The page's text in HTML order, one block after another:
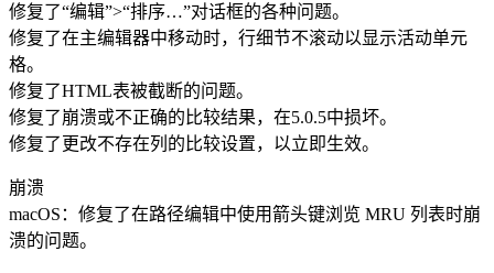
修复了“编辑”>“排序…”对话框的各种问题。
修复了在主编辑器中移动时，行细节不滚动以显示活动单元
格。
修复了HTML表被截断的问题。
修复了崩溃或不正确的比较结果，在5.0.5中损坏。
修复了更改不存在列的比较设置，以立即生效。
崩溃
macOS：修复了在路径编辑中使用箭头键浏览 MRU 列表时崩
溃的问题。